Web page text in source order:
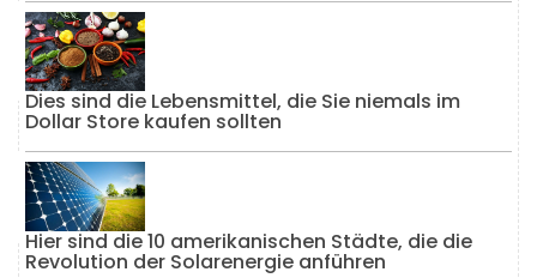
Dies sind die Lebensmittel, die Sie niemals im
Dollar Store kaufen sollten
Hier sind die 10 amerikanischen Städte, die die
Revolution der Solarenergie anführen